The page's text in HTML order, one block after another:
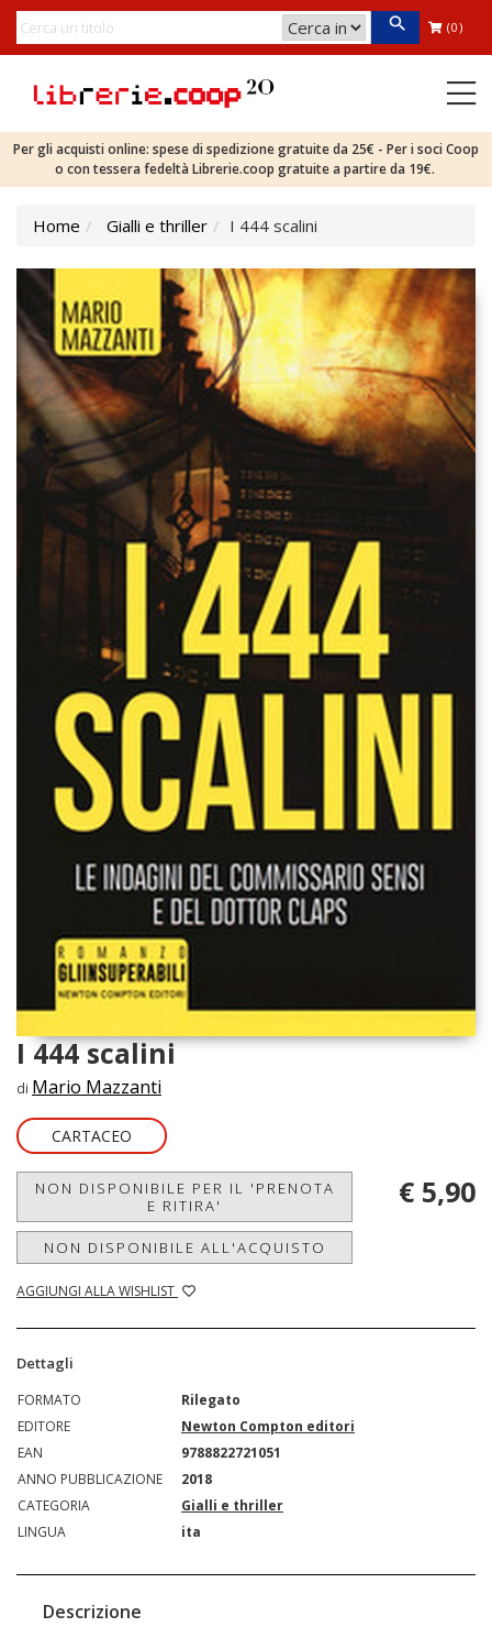
(0)
Per gli acquisti online: spese di spedizione gratuite da 25€ - Per i soci Coop
o con tessera fedeltà Librerie.coop gratuite a partire da 19€.
Home Gialli e thriller I 444 scalini
I 444 scalini
di Mario Mazzanti
CARTACEO
NON DISPONIBILE PER IL 'PRENOTA
E RITIRA'
NON DISPONIBILE ALL'ACQUISTO
AGGIUNGI ALLA WISHLIST
€ 5,90
Dettagli
FORMATO
Rilegato
EDITORE
Newton Compton editori
EAN
9788822721051
ANNO PUBBLICAZIONE
2018
CATEGORIA
Gialli e thriller
LINGUA
ita
Descrizione